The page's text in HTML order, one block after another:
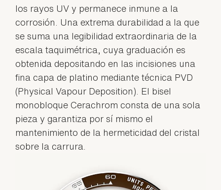
los rayos UV y permanece inmune a la
corrosión. Una extrema durabilidad a la que
se suma una legibilidad extraordinaria de la
escala taquimétrica, cuya graduación es
obtenida depositando en las incisiones una
fina capa de platino mediante técnica PVD
(Physical Vapour Deposition). El bisel
monobloque Cerachrom consta de una sola
pieza y garantiza por sí mismo el
mantenimiento de la hermeticidad del cristal
sobre la carrura.